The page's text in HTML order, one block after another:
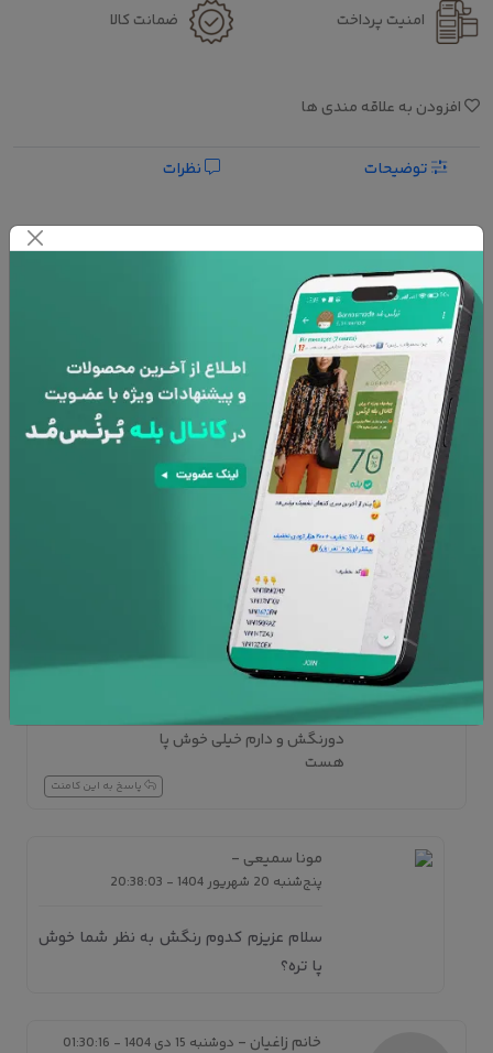
امنیت پرداخت ضمانت کالا
افزودن به علاقه مندی ها
المیرا موسوی -
خرید این محصول را پیشنهاد میکنم
چرا راهنمای سایز نداره
پاسخ به این کامنت
برنس مد
سلام قرار گرفته است
سمیه قلخانی -پنج‌شنبه 5 مهر 1403 - 12:17:40
خرید این محصول را پیشنهاد میکنم
دورنگش و دارم خیلی خوش پا
هست
پاسخ به این کامنت
مونا سمیعی -
پنج‌شنبه 20 شهریور 1404 - 20:38:03
سلام عزیزم کدوم رنگش به نظر شما خوش
پا تره؟
خانم زاغیان - دوشنبه 15 دی 1404 - 01:30:16